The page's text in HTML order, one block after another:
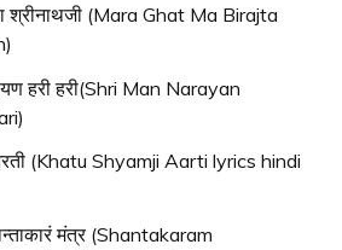
श्रीनाथजी (Mara Ghat Ma Birajta
हरी हरी(Shri Man Narayan
(Khatu Shyamji Aarti lyrics hindi
मंत्र (Shantakaram